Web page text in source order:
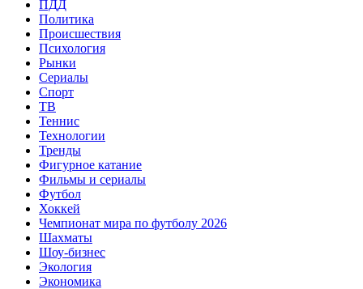
ПДД
Политика
Происшествия
Психология
Рынки
Сериалы
Спорт
ТВ
Теннис
Технологии
Тренды
Фигурное катание
Фильмы и сериалы
Футбол
Хоккей
Чемпионат мира по футболу 2026
Шахматы
Шоу-бизнес
Экология
Экономика